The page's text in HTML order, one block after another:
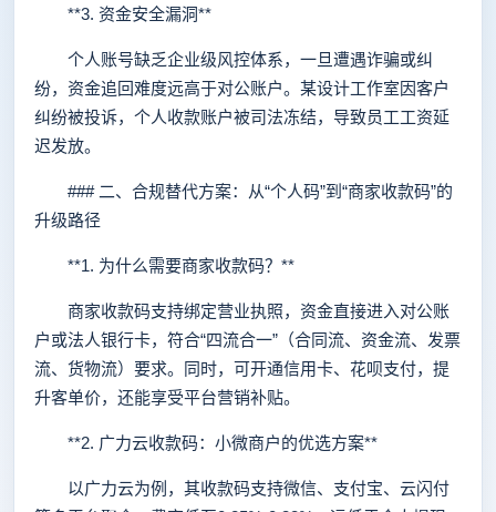
**3. 资金安全漏洞**
个人账号缺乏企业级风控体系，一旦遭遇诈骗或纠
纷，资金追回难度远高于对公账户。某设计工作室因客户
纠纷被投诉，个人收款账户被司法冻结，导致员工工资延
迟发放。
### 二、合规替代方案：从“个人码”到“商家收款码”的
升级路径
**1. 为什么需要商家收款码？**
商家收款码支持绑定营业执照，资金直接进入对公账
户或法人银行卡，符合“四流合一”（合同流、资金流、发票
流、货物流）要求。同时，可开通信用卡、花呗支付，提
升客单价，还能享受平台营销补贴。
**2. 广力云收款码：小微商户的优选方案**
以广力云为例，其收款码支持微信、支付宝、云闪付